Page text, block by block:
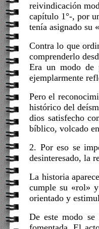
reivindicación
capítulo 1°-, por
tenía asignado su
Contra lo que
comprenderlo
Era un modo de
ejemplarmente
Pero el
histórico del
dios satisfecho
bíblico, volcado
2. Por eso se
desinteresado, la
La historia
cumple su «rol»
orientado y
De este modo se